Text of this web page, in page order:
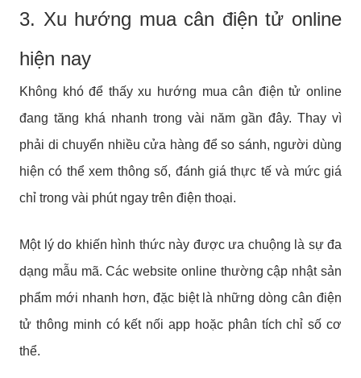
3. Xu hướng mua cân điện tử online
hiện nay
Không khó để thấy xu hướng mua cân điện tử online
đang tăng khá nhanh trong vài năm gần đây. Thay vì
phải di chuyển nhiều cửa hàng để so sánh, người dùng
hiện có thể xem thông số, đánh giá thực tế và mức giá
chỉ trong vài phút ngay trên điện thoại.
Một lý do khiến hình thức này được ưa chuộng là sự đa
dạng mẫu mã. Các website online thường cập nhật sản
phẩm mới nhanh hơn, đặc biệt là những dòng cân điện
tử thông minh có kết nối app hoặc phân tích chỉ số cơ
thể.